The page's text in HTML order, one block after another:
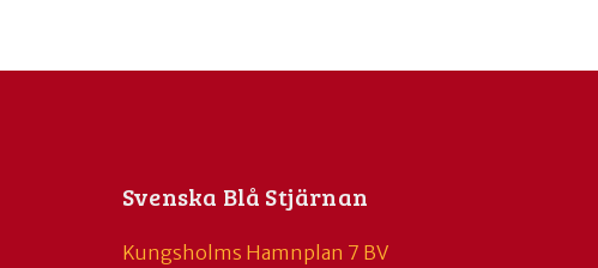
Svenska Blå Stjärnan
Kungsholms Hamnplan 7 BV